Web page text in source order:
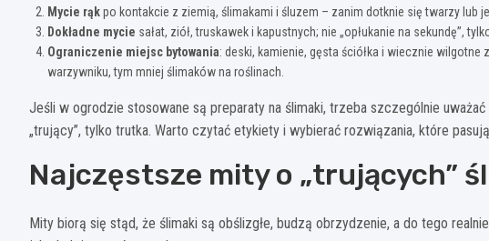
Mycie rąkpo kontakcie z ziemią, ślimakami i śluzem – zanim dotknie się twarzy lub
Dokładne mycie sałat, ziół, truskawek i kapustnych; nie „opłukanie na sekundę”,
Ograniczenie miejsc bytowania: deski, kamienie, gęsta ściółka i wiecznie
warzywniku, tym mniej ślimaków na roślinach.
Jeśli w ogrodzie stosowane są preparaty na ślimaki, trzeba szczególnie
„trujący”, tylko trutka. Warto czytać etykiety i wybierać rozwiązania, które
Najczęstsze mity o „trujących”
Mity biorą się stąd, że ślimaki są obślizgłe, budzą obrzydzenie, a do tego